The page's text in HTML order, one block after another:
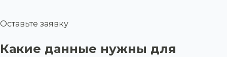
Оставьте заявку
Какие данные нужны для